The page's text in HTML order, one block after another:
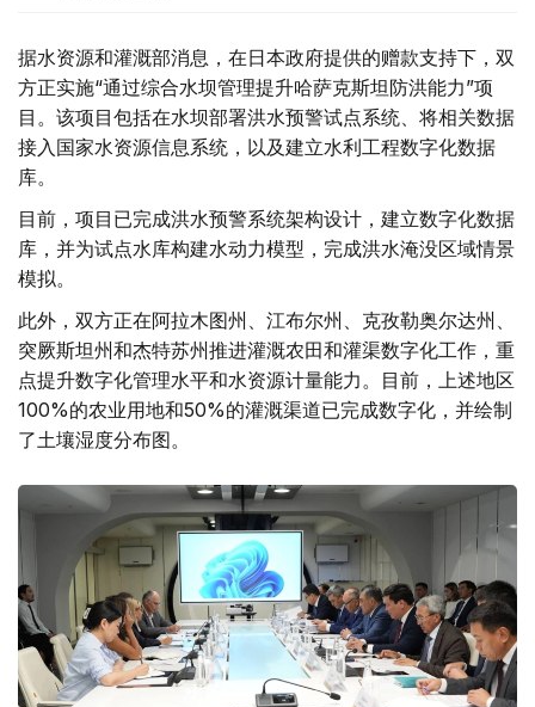
据水资源和灌溉部消息，在日本政府提供的赠款支持下，双
方正实施“通过综合水坝管理提升哈萨克斯坦防洪能力”项
目。该项目包括在水坝部署洪水预警试点系统、将相关数据
接入国家水资源信息系统，以及建立水利工程数字化数据
库。
目前，项目已完成洪水预警系统架构设计，建立数字化数据
库，并为试点水库构建水动力模型，完成洪水淹没区域情景
模拟。
此外，双方正在阿拉木图州、江布尔州、克孜勒奥尔达州、
突厥斯坦州和杰特苏州推进灌溉农田和灌渠数字化工作，重
点提升数字化管理水平和水资源计量能力。目前，上述地区
100%的农业用地和50%的灌溉渠道已完成数字化，并绘制
了土壤湿度分布图。